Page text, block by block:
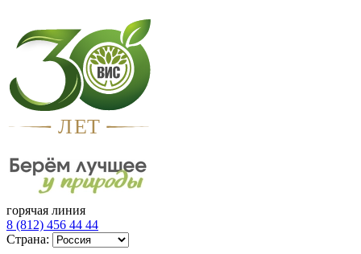
ЛЕТ
горячая линия
8 (812) 456 44 44
Страна: